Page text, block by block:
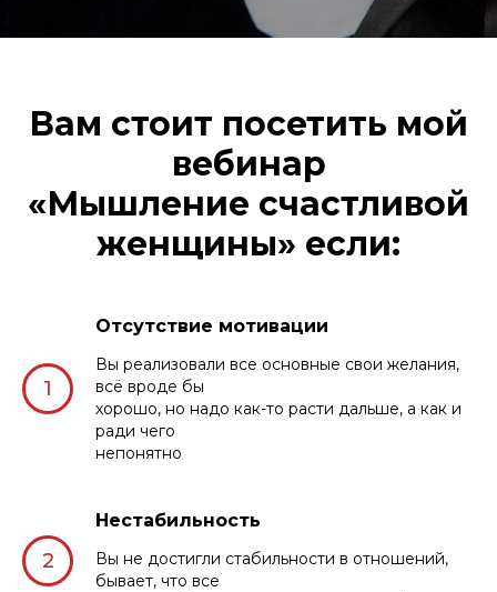
Вам стоит посетить мой
вебинар
«Мышление счастливой
женщины» если:
Отсутствие мотивации
Вы реализовали все основные свои желания,
всё вроде бы
хорошо, но надо как-то расти дальше, а как и
ради чего
непонятно
Нестабильность
Вы не достигли стабильности в отношений,
бывает, что все